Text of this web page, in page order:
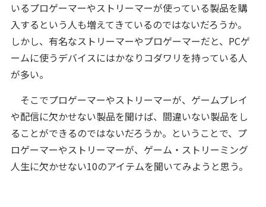
いるプロゲーマーやストリーマーが使っている製品を購
入するという人も増えてきているのではないだろうか。
しかし、有名なストリーマーやプロゲーマーだと、PCゲ
ームに使うデバイスにはかなりコダワリを持っている人
が多い。
そこでプロゲーマーやストリーマーが、ゲームプレイ
や配信に欠かせない製品を聞けば、間違いない製品をし
ることができるのではないだろうか。ということで、プ
ロゲーマーやストリーマーが、ゲーム・ストリーミング
人生に欠かせない10のアイテムを聞いてみようと思う。